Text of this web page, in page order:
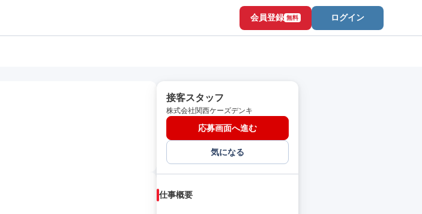
会員登録 無料 ログイン
接客スタッフ
株式会社関西ケーズデンキ
応募画面へ進む
気になる
仕事概要